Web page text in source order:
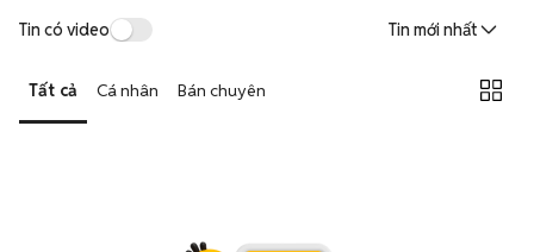
Tin có video Tin mới nhất
Tất cả Cá nhân Bán chuyên